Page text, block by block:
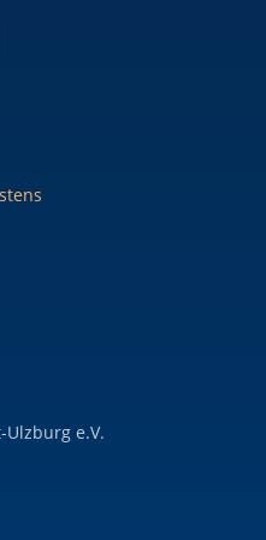
e.V.